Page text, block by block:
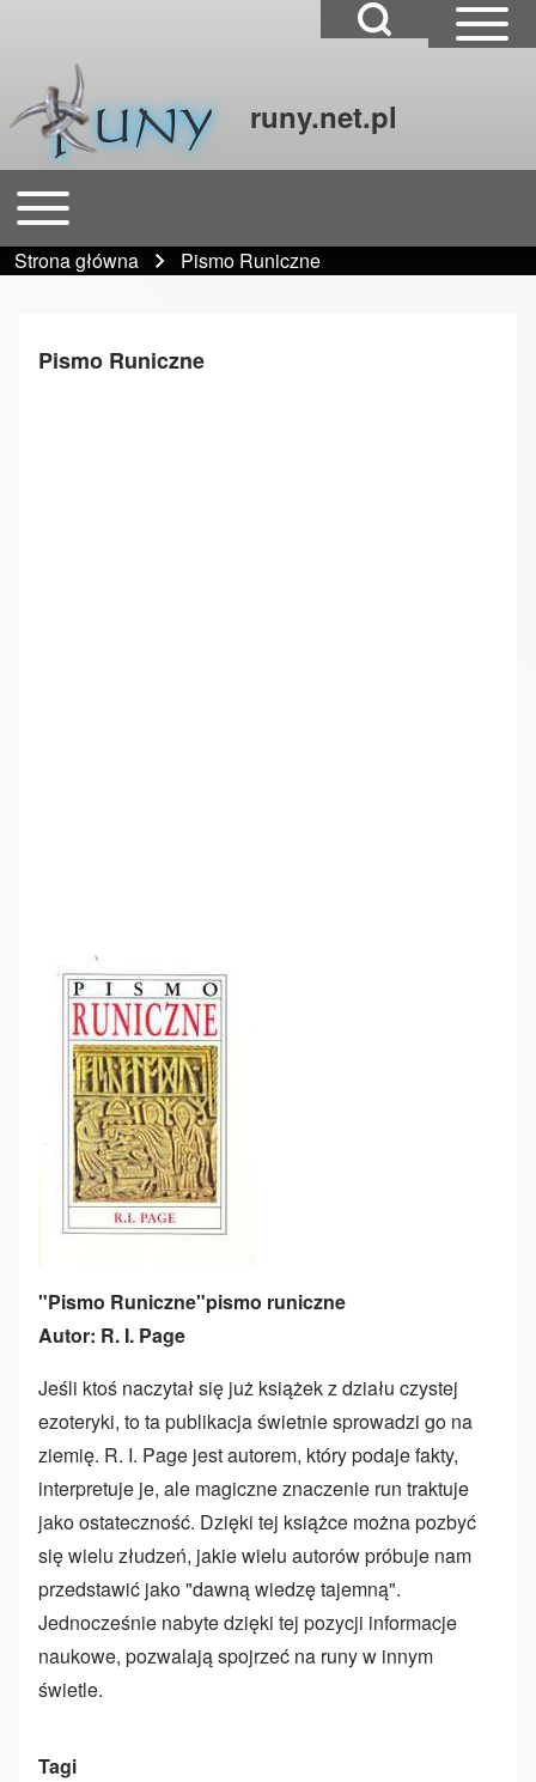
Close Search Block
Szukaj
runy.net.pl
Główna nawigacja
Open or Close horizontal Main Menu
Ścieżka nawigacyjna
Strona główna Pismo Runiczne
Pismo Runiczne
"Pismo Runiczne"pismo runiczne
Autor: R. I. Page
Jeśli ktoś naczytał się już książek z działu czystej
ezoteryki, to ta publikacja świetnie sprowadzi go na
ziemię. R. I. Page jest autorem, który podaje fakty,
interpretuje je, ale magiczne znaczenie run traktuje
jako ostateczność. Dzięki tej książce można pozbyć
się wielu złudzeń, jakie wielu autorów próbuje nam
przedstawić jako "dawną wiedzę tajemną".
Jednocześnie nabyte dzięki tej pozycji informacje
naukowe, pozwalają spojrzeć na runy w innym
świetle.
Tagi